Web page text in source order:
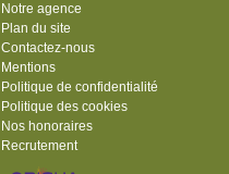
Notre agence
Plan du site
Contactez-nous
Mentions
Politique de confidentialité
Politique des cookies
Nos honoraires
Recrutement